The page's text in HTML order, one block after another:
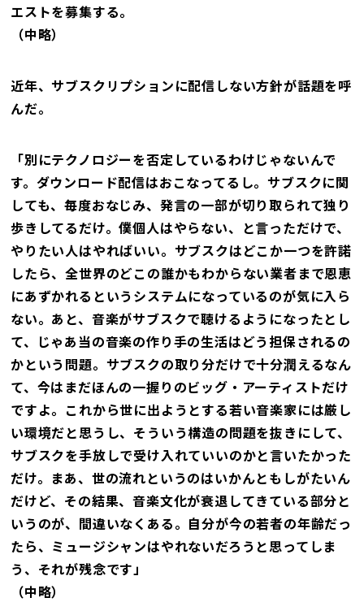
エストを募集する。
（中略）
近年、サブスクリプションに配信しない方針が話題を呼
んだ。
「別にテクノロジーを否定しているわけじゃないんで
す。ダウンロード配信はおこなってるし。サブスクに関
しても、毎度おなじみ、発言の一部が切り取られて独り
歩きしてるだけ。僕個人はやらない、と言っただけで、
やりたい人はやればいい。サブスクはどこか一つを許諾
したら、全世界のどこの誰かもわからない業者まで恩恵
にあずかれるというシステムになっているのが気に入ら
ない。あと、音楽がサブスクで聴けるようになったとし
て、じゃあ当の音楽の作り手の生活はどう担保されるの
かという問題。サブスクの取り分だけで十分潤えるなん
て、今はまだほんの一握りのビッグ・アーティストだけ
ですよ。これから世に出ようとする若い音楽家には厳し
い環境だと思うし、そういう構造の問題を抜きにして、
サブスクを手放しで受け入れていいのかと言いたかった
だけ。まあ、世の流れというのはいかんともしがたいん
だけど、その結果、音楽文化が衰退してきている部分と
いうのが、間違いなくある。自分が今の若者の年齢だっ
たら、ミュージシャンはやれないだろうと思ってしま
う、それが残念です」
（中略）